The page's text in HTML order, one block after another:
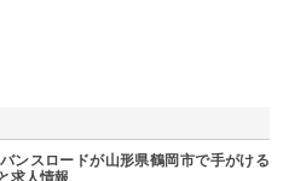
ンスロードが山形県鶴岡市で手がける